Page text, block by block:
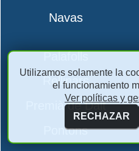
Navas
Palafolls
Rellinars
Premià de Dalt
Pontons
Utilizamos solamente la
el funcionamiento
Ver políticas y
RECHAZAR